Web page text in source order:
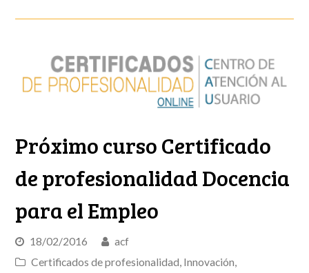
Próximo curso Certificado
de profesionalidad Docencia
para el Empleo
18/02/2016
acf
Certificados de profesionalidad, Innovación,